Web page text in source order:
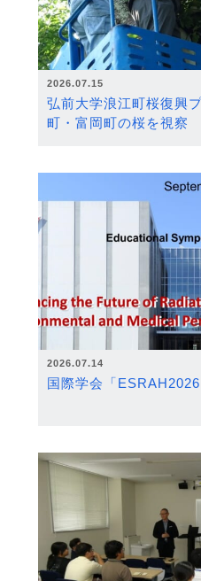
2026.07.15
弘前大学浪江町桜復興
町・富岡町の桜を視察
2026.07.14
国際学会「